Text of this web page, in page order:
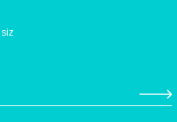
siz